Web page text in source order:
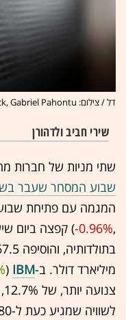
דל / צילום: Shutterstock, Gabriel Pahontu
שירי חביב ולדהורן
שתי מניות של חברות
שבוע המסחר שעבר
המגמה עם פתיחת
,‎
-0.96%
מיליארד דולר. ב-IBM
(235.9 ,‎
לשוויה שמגיע כעת ל-280 מיליארד דולר.